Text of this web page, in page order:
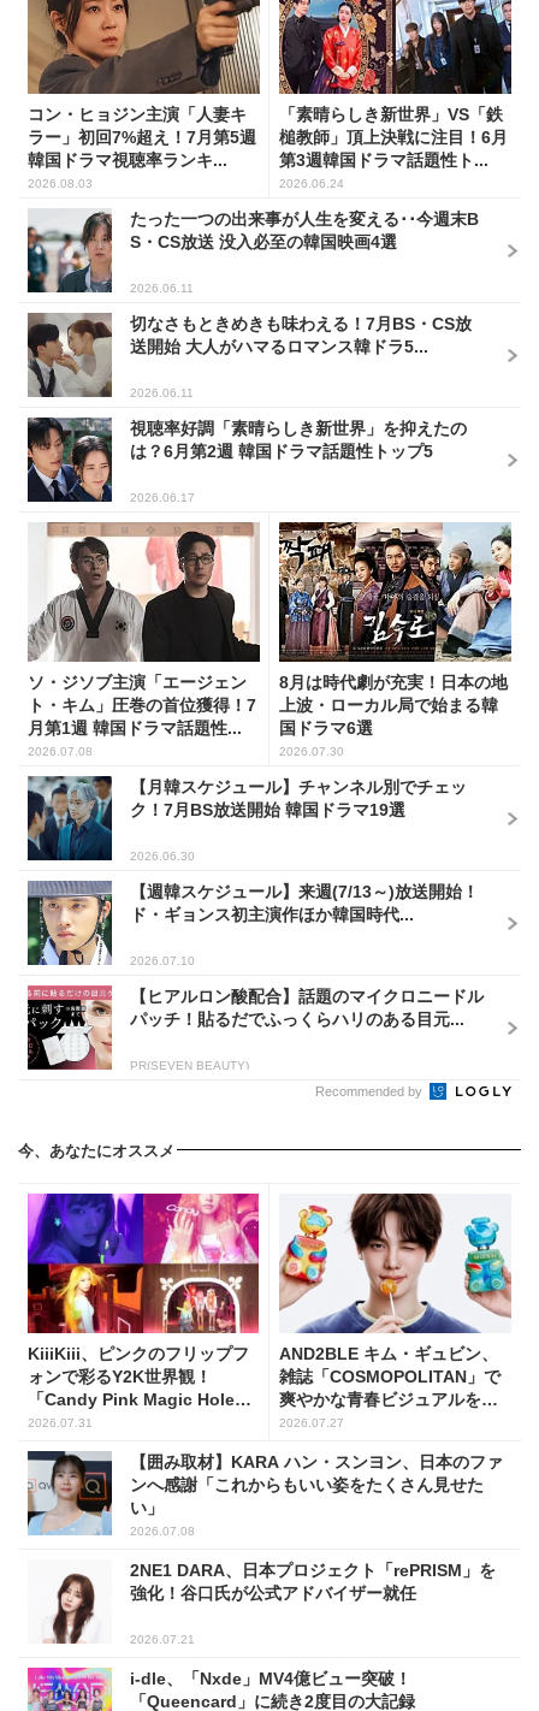
コン・ヒョジン主演「人妻キ
ラー」初回7%超え！7月第5週
韓国ドラマ視聴率ランキ...
2026.08.03
「素晴らしき新世界」VS「鉄
槌教師」頂上決戦に注目！6月
第3週韓国ドラマ話題性ト...
2026.06.24
たった一つの出来事が人生を変える･･今週末B
S・CS放送 没入必至の韓国映画4選
2026.06.11
切なさもときめきも味わえる！7月BS・CS放
送開始 大人がハマるロマンス韓ドラ5...
2026.06.11
視聴率好調「素晴らしき新世界」を抑えたの
は？6月第2週 韓国ドラマ話題性トップ5
2026.06.17
ソ・ジソブ主演「エージェン
ト・キム」圧巻の首位獲得！7
月第1週 韓国ドラマ話題性...
2026.07.08
8月は時代劇が充実！日本の地
上波・ローカル局で始まる韓
国ドラマ6選
2026.07.30
【月韓スケジュール】チャンネル別でチェッ
ク！7月BS放送開始 韓国ドラマ19選
2026.06.30
【週韓スケジュール】来週(7/13～)放送開始！
ド・ギョンス初主演作ほか韓国時代...
2026.07.10
【ヒアルロン酸配合】話題のマイクロニードル
パッチ！貼るだでふっくらハリのある目元...
PR(SEVEN BEAUTY)
Recommended by
今、あなたにオススメ
KiiiKiii、ピンクのフリップフ
ォンで彩るY2K世界観！
「Candy Pink Magic Hole
Flip Phone」公開
2026.07.31
AND2BLE キム・ギュビン、
雑誌「COSMOPOLITAN」で
爽やかな青春ビジュアルを披
露
2026.07.27
【囲み取材】KARA ハン・スンヨン、日本のファ
ンへ感謝「これからもいい姿をたくさん見せた
い」
2026.07.08
2NE1 DARA、日本プロジェクト「rePRISM」を
強化！谷口氏が公式アドバイザー就任
2026.07.21
i-dle、「Nxde」MV4億ビュー突破！
「Queencard」に続き2度目の大記録